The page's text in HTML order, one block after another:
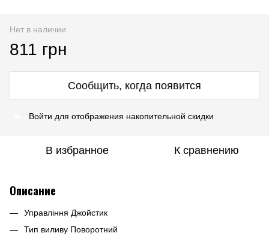
Нет в наличии
811 грн
Сообщить, когда появится
Войти для отображения накопительной скидки
В избранное К сравнению
Описание
Управління Джойстик
Тип виливу Поворотний